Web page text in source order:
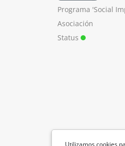
Utilizamos cookies
Programa 'Social
Asociación
Status